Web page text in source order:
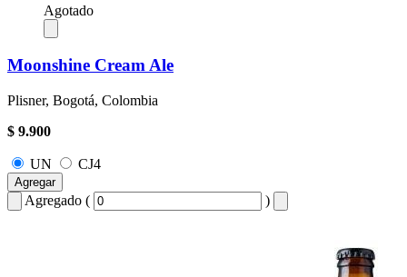
Agotado
Moonshine Cream Ale
Plisner, Bogotá, Colombia
$ 9.900
UN CJ4
Agregar
Agregado ( )